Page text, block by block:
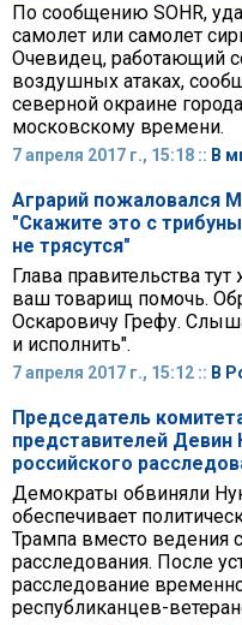
По сообщению SOHR,
самолет или самолет
Очевидец, работающий
воздушных атаках,
северной окраине
московскому времени.
7 апреля 2017 г., 15:18 :: В
Аграрий пожаловался
"Скажите это с
не трясутся"
Глава правительства
ваш товарищ помочь.
Оскаровичу Грефу.
и исполнить".
7 апреля 2017 г., 15:12 :: В
Председатель
представителей Девин
российского
Демократы обвиняли
обеспечивает
Трампа вместо ведения
расследования. После
расследование
республиканцев-